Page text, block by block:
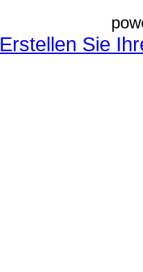
Erstellen Sie